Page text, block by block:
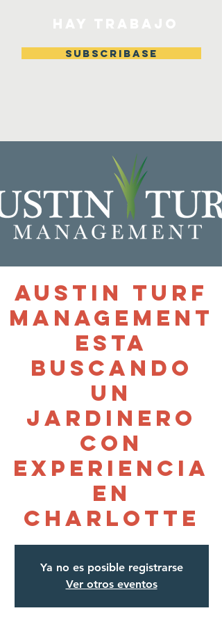
Subscribase
Austin Turf
Management
esta
buscando
un
jardinero
con
experiencia
en
Charlotte
Ya no es posible registrarse
Ver otros eventos